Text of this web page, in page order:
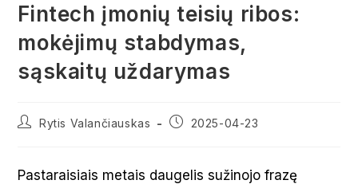
Fintech įmonių teisių ribos:
mokėjimų stabdymas,
sąskaitų uždarymas
PostRytis Valančiauskas
Post2025-04-23
Pastaraisiais metais daugelis sužinojo frazę